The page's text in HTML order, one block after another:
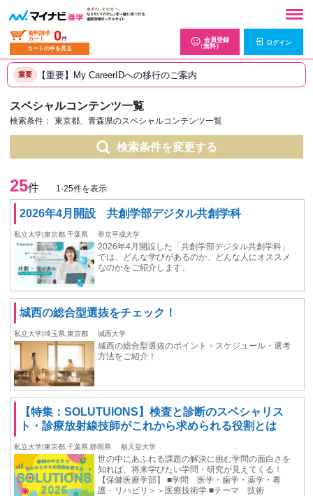
資料請求
カート
0件
カートの中を見る
会員登録
（無料）
ログイン
重要 【重要】My CareerIDへの移行のご案内
スペシャルコンテンツ一覧
検索条件： 東京都、青森県のスペシャルコンテンツ一覧
検索条件を変更する
25件 1-25件を表示
2026年4月開設 共創学部デジタル共創学科
私立大学|東京都,千葉県 帝京平成大学
2026年4月開設した「共創学部デジタル共創学科」
では、どんな学びがあるのか、どんな人にオススメ
なのかをご紹介します。
城西の総合型選抜をチェック！
私立大学|埼玉県,東京都 城西大学
城西の総合型選抜のポイント・スケジュール・選考
方法をご紹介！
【特集：SOLUTUIONS】検査と診断のスペシャリス
ト・診療放射線技師がこれから求められる役割とは
私立大学|東京都,千葉県,静岡県 順天堂大学
世の中にあふれる課題の解決に挑む学問の面白さを
知れば、将来学びたい学問・研究が見えてくる！
【保健医療学部】 ■学問 医学・歯学・薬学・看
護・リハビリ＞＞医療技術学 ■テーマ 技術